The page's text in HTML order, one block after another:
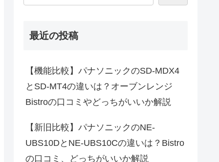
最近の投稿
【機能比較】パナソニックのSD-MDX4
とSD-MT4の違いは？オーブンレンジ
Bistroの口コミやどっちがいいか解説
【新旧比較】パナソニックのNE-
UBS10DとNE-UBS10Cの違いは？Bistro
の口コミ、どっちがいいか解説